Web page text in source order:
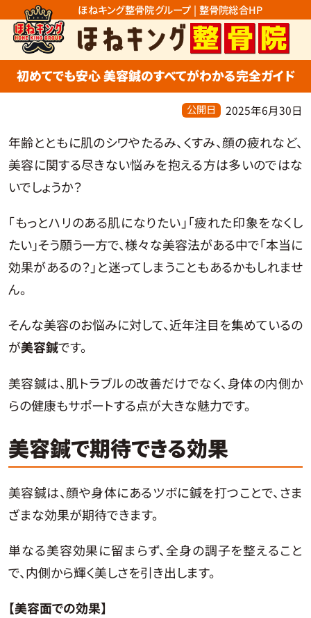
ほねキング整骨院グループ | 整骨院総合HP
初めてでも安心 美容鍼のすべてがわかる完全ガイド
公開日 2025年6月30日
年齢とともに肌のシワやたるみ、くすみ、顔の疲れなど、
美容に関する尽きない悩みを抱える方は多いのではな
いでしょうか？
「もっとハリのある肌になりたい」「疲れた印象をなくし
たい」そう願う一方で、様々な美容法がある中で「本当に
効果があるの？」と迷ってしまうこともあるかもしれませ
ん。
そんな美容のお悩みに対して、近年注目を集めているの
が美容鍼です。
美容鍼は、肌トラブルの改善だけでなく、身体の内側か
らの健康もサポートする点が大きな魅力です。
美容鍼で期待できる効果
美容鍼は、顔や身体にあるツボに鍼を打つことで、さま
ざまな効果が期待できます。
単なる美容効果に留まらず、全身の調子を整えること
で、内側から輝く美しさを引き出します。
【美容面での効果】